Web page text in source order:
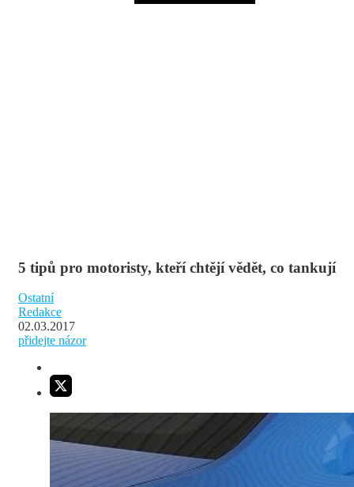
5 tipů pro motoristy, kteří chtějí vědět, co tankují
Ostatní
Redakce
02.03.2017
přidejte názor